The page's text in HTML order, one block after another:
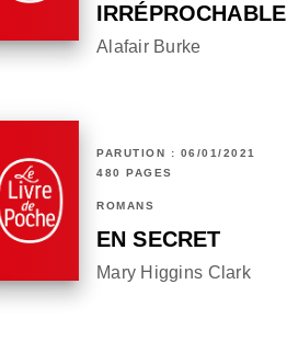
IRRÉPROCHABLE
Alafair Burke
PARUTION : 06/01/2021
480 PAGES
ROMANS
EN SECRET
Mary Higgins Clark